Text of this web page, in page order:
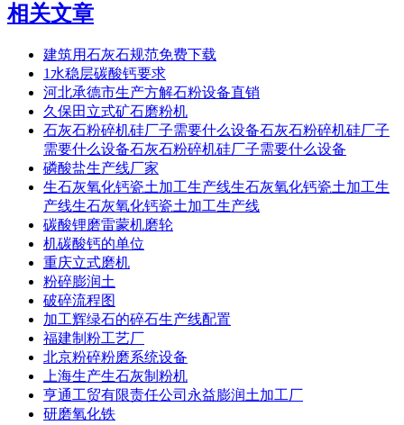
相关文章
建筑用石灰石规范免费下载
1水稳层碳酸钙要求
河北承德市生产方解石粉设备直销
久保田立式矿石磨粉机
石灰石粉碎机硅厂子需要什么设备石灰石粉碎机硅厂子
需要什么设备石灰石粉碎机硅厂子需要什么设备
磷酸盐生产线厂家
生石灰氧化钙瓷土加工生产线生石灰氧化钙瓷土加工生
产线生石灰氧化钙瓷土加工生产线
碳酸锂磨雷蒙机磨轮
机碳酸钙的单位
重庆立式磨机
粉碎膨润土
破碎流程图
加工辉绿石的碎石生产线配置
福建制粉工艺厂
北京粉碎粉磨系统设备
上海生产生石灰制粉机
亨通工贸有限责任公司永益膨润土加工厂
研磨氧化铁